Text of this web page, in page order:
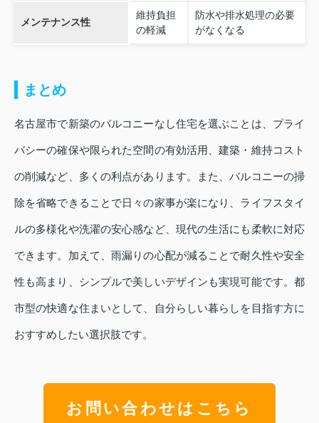
メンテナンス性
維持負担
の軽減
防水や排水処理の必要
がなくなる
まとめ
名古屋市で新築のバルコニーなし住宅を選ぶことは、プライ
バシーの確保や限られた空間の有効活用、建築・維持コスト
の削減など、多くの利点があります。また、バルコニーの掃
除を省略できることで日々の家事が楽になり、ライフスタイ
ルの多様化や洗濯の安心感など、現代の生活にも柔軟に対応
できます。加えて、雨漏りの心配が減ることで耐久性や安全
性も高まり、シンプルで美しいデザインも実現可能です。都
市型の快適な住まいとして、自分らしい暮らしを目指す方に
おすすめしたい選択肢です。
お問い合わせはこちら